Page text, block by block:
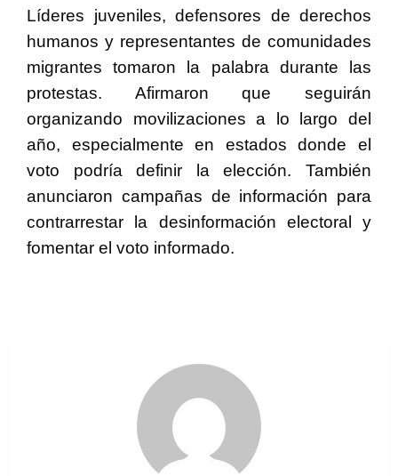
Líderes juveniles, defensores de derechos
humanos y representantes de comunidades
migrantes tomaron la palabra durante las
protestas. Afirmaron que seguirán
organizando movilizaciones a lo largo del
año, especialmente en estados donde el
voto podría definir la elección. También
anunciaron campañas de información para
contrarrestar la desinformación electoral y
fomentar el voto informado.